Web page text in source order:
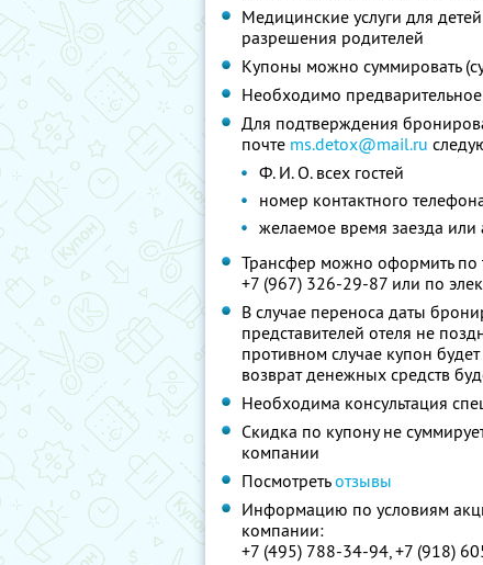
Медицинские услуги для
разрешения родителей
Купоны можно суммировать
Необходимо
Для подтверждения
почте ms.detox@mail.ru
Ф. И. О. всех гостей
номер контактного
желаемое время заезда или
Трансфер можно оформить по
+7 (967) 326-29-87 или по
В случае переноса даты
представителей отеля не
противном случае купон
возврат денежных средств
Необходима консультация
Скидка по купону не
компании
Посмотретьотзывы
Информацию по условиям
компании:
+7 (495) 788-34-94, +7 (918)